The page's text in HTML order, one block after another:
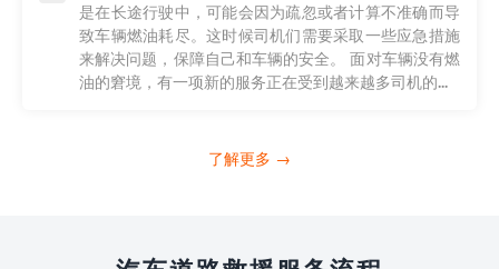
是在长途行驶中，可能会因为疏忽或者计算不准确而导
致车辆燃油耗尽。这时候司机们需要采取一些应急措施
来解决问题，保障自己和车辆的安全。 面对车辆没有燃
油的窘境，有一项新的服务正在受到越来越多司机的...
了解更多 →